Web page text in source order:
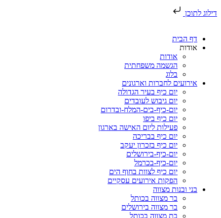
דילוג לתוכן
דף הבית
אודות
אודות
הגשמה משפחתית
בלוג
אירועים לחברות וארגונים
יום כיף בעיר הגדולה
יום גיבוש לעובדים
יום-כיף-בים-המלח-ובדרום
יום כיף ביפו
פעילות ליום האישה בארגון
יום כיף בבריכה
יום כיף בזכרון יעקב
יום-כיף-בירושלים
יום-כיף-בכרמל
יום כיף לצוות בחוף הים
הפקות אירועים עסקיים
בני ובנות מצווה
בר מצווה בכותל
בר מצווה בירושלים
בת מצווה בכותל